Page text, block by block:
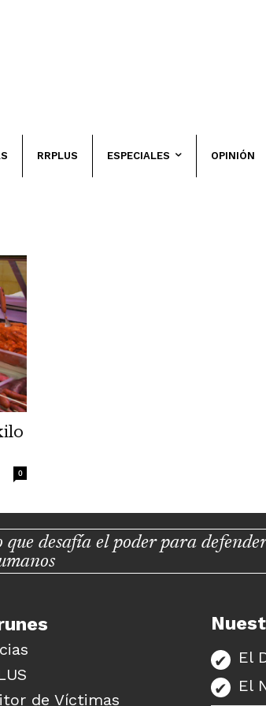
RRPLUS ESPECIALES OPINIÓN
0
que desafía el poder para
de Víctimas
El
El